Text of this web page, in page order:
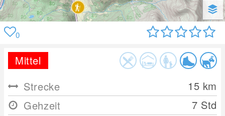
0
Mittel
Strecke
15 km
Gehzeit
7 Std